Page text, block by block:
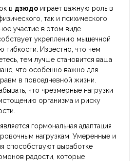
в дзюдо играет важную роль в
так и психического
участие в этом виде
укреплению мышечной
гибкости. Известно, что чем
тем лучше становится ваша
что особенно важно для
в повседневной жизни.
что чрезмерные нагрузки
организма и риску
гормональная адаптация
нагрузкам. Умеренные и
способствуют выработке
радости, которые